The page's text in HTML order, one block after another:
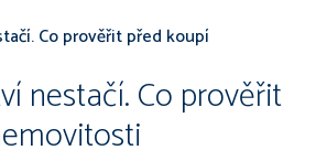
nestačí. Co prověřit